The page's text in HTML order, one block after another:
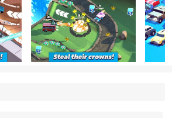
。没有什么比打你的朋友更有趣